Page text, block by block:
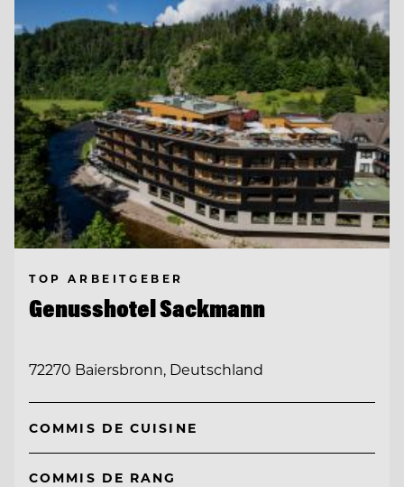
TOP ARBEITGEBER
Genusshotel Sackmann
72270 Baiersbronn, Deutschland
COMMIS DE CUISINE
COMMIS DE RANG